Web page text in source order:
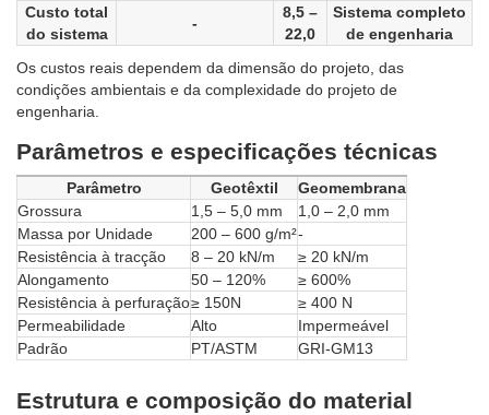
Custo total
do sistema
-
8,5 –
22,0
Sistema completo
de engenharia
Os custos reais dependem da dimensão do projeto, das
condições ambientais e da complexidade do projeto de
engenharia.
Parâmetros e especificações técnicas
Parâmetro Geotêxtil
Geomembrana
Grossura
1,5 – 5,0 mm
1,0 – 2,0 mm
Massa por Unidade
200 – 600 g/m²-
Resistência à tracção
8 – 20 kN/m
≥ 20 kN/m
Alongamento
50 – 120%
≥ 600%
Resistência à perfuração≥ 150N
≥ 400 N
Permeabilidade
Alto
Impermeável
Padrão
PT/ASTM GRI-GM13
Estrutura e composição do material